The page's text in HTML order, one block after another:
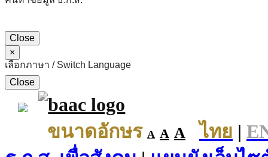
Close
×
เลือกภาษา / Switch Language
Close
ขนาดอักษร A A A ไทย |